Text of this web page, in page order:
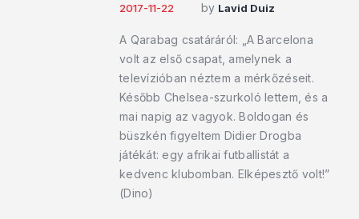
2017-11-22 by Lavid Duiz
A Qarabag csatáráról: „A Barcelona
volt az első csapat, amelynek a
televízióban néztem a mérkőzéseit.
Később Chelsea-szurkoló lettem, és a
mai napig az vagyok. Boldogan és
büszkén figyeltem Didier Drogba
játékát: egy afrikai futballistát a
kedvenc klubomban. Elképesztő volt!”
(Dino)